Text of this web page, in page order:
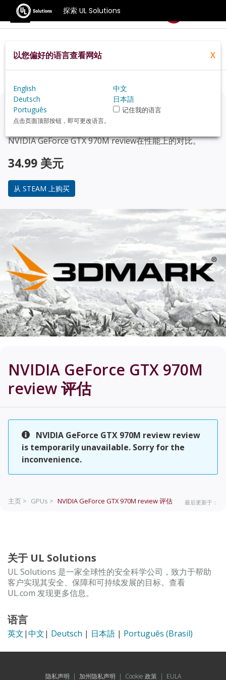
探索 UL Solutions
基准测试
Home Zh Hans Hardware
NVIDIA%20GeForce%20GTX%20970M+review
正在考虑升级？
NVIDIA GeForce GTX 970M review在性能上的对比。
34.99 美元
从 STEAM 上购买
NVIDIA GeForce GTX 970M
review评估
NVIDIA GeForce GTX 970M review review
is temporarily unavailable. Sorry for the
inconvenience.
主页 > GPUs > NVIDIA GeForce GTX 970M review评估 最后更新于：
关于 UL Solutions
UL Solutions 是一家全球性的安全科学公司，致力于帮助
客户实现其安全、保障和可持续发展的目标。查看
UL.com 发现更多信息。
语言
英文|中文| Deutsch | 日本語 | Português (Brasil)
隐私声明 | 加州隐私声明 | Cookie 政策| EULA
以您偏好的语言查看网站 X
English
中文
Deutsch
日本語
Português
记住我的语言
点击页面顶部按钮，即可更改语言。